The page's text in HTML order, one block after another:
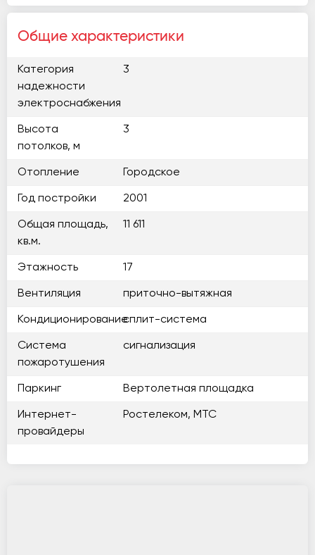
Общие характеристики
Категория
надежности
электроснабжения
3
Высота
потолков, м
3
Отопление Городское
Год постройки 2001
Общая площадь,
кв.м.
11 611
Этажность 17
Вентиляция приточно-вытяжная
Кондиционированиесплит-система
Система
пожаротушения
сигнализация
Паркинг Вертолетная площадка
Интернет-
провайдеры
Ростелеком, МТС